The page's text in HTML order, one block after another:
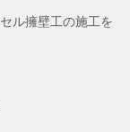
ル擁壁工の施工を